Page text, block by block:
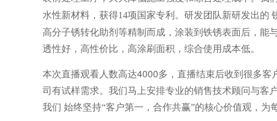
水性新材料，获得14项国家专利 。研发团队新研发出的
高分子锈转化助剂等精制而成，涂装到铁锈表面后，
透性好，高性价比，高涂刷面积，综合使用成本低。
本次直播观看人数高达4000多，直播结束后收到很多
司有试样需求。我们马上安排专业的销售技术顾问与客
我们 始终坚持“客户第一，合作共赢”的核心价值观，为